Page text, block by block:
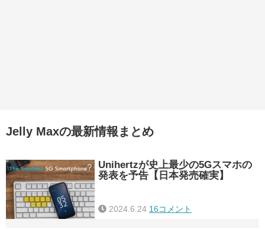
Jelly Maxの最新情報まとめ
Unihertzが史上最少の5Gスマホの
発表を予告【日本発売確実】
2024.6.24 16コメント